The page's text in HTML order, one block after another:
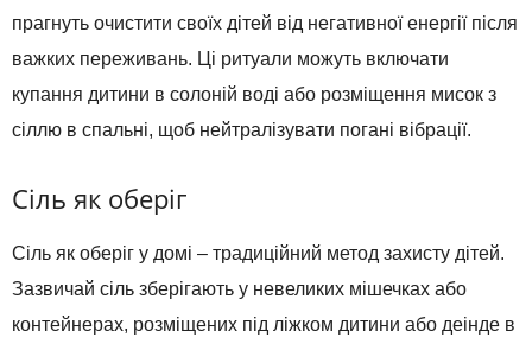
прагнуть очистити своїх дітей від негативної енергії після
важких переживань. Ці ритуали можуть включати
купання дитини в солоній воді або розміщення мисок з
сіллю в спальні, щоб нейтралізувати погані вібрації.
Сіль як оберіг
Сіль як оберіг у домі – традиційний метод захисту дітей.
Зазвичай сіль зберігають у невеликих мішечках або
контейнерах, розміщених під ліжком дитини або деінде в